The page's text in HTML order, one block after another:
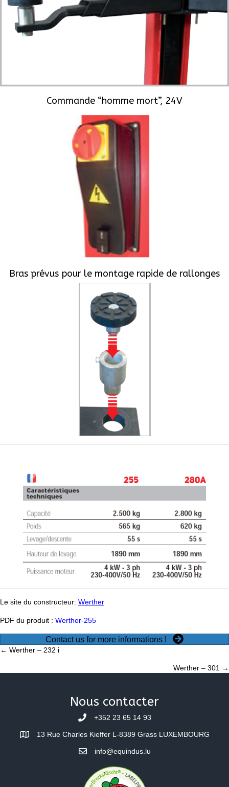
Commande “homme mort”, 24V
Bras prévus pour le montage rapide de rallonges
Le site du constructeur: Werther
PDF du produit : Werther-255
Contact us for more informations !
Posts
navigation
← Werther – 232 i
Werther – 301 →
Nous contacter
+352 23 65 14 93
13 Rue Charles Kieffer L-8389 Grass LUXEMBOURG
info@equindus.lu